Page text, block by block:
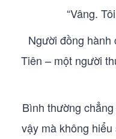
“Vâng.
Người đồng
Tiên – một người
Bình thường
vậy mà không